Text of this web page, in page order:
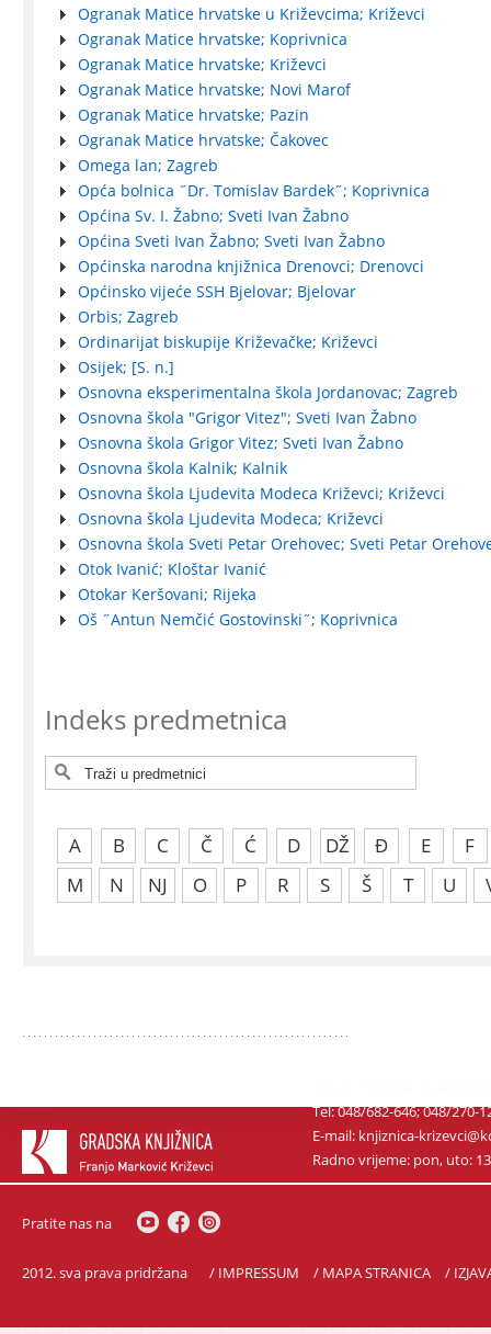
Ogranak Matice hrvatske u Križevcima; Križevci
Ogranak Matice hrvatske; Koprivnica
Ogranak Matice hrvatske; Križevci
Ogranak Matice hrvatske; Novi Marof
Ogranak Matice hrvatske; Pazin
Ogranak Matice hrvatske; Čakovec
Omega lan; Zagreb
Opća bolnica ˝Dr. Tomislav Bardek˝; Koprivnica
Općina Sv. I. Žabno; Sveti Ivan Žabno
Općina Sveti Ivan Žabno; Sveti Ivan Žabno
Općinska narodna knjižnica Drenovci; Drenovci
Općinsko vijeće SSH Bjelovar; Bjelovar
Orbis; Zagreb
Ordinarijat biskupije Križevačke; Križevci
Osijek; [S. n.]
Osnovna eksperimentalna škola Jordanovac; Zagreb
Osnovna škola "Grigor Vitez"; Sveti Ivan Žabno
Osnovna škola Grigor Vitez; Sveti Ivan Žabno
Osnovna škola Kalnik; Kalnik
Osnovna škola Ljudevita Modeca Križevci; Križevci
Osnovna škola Ljudevita Modeca; Križevci
Osnovna škola Sveti Petar Orehovec; Sveti Petar
Otok Ivanić; Kloštar Ivanić
Otokar Keršovani; Rijeka
Oš ˝Antun Nemčić Gostovinski˝; Koprivnica
Indeks predmetnica
A B C Č Ć D DŽ Đ E
F
M
N NJ O P R S Š T U
Tel: 048/682-646; 048/270-
E-mail: knjiznica-
Radno vrijeme: pon, uto:
Pratite nas na
2012. sva prava pridržana / IMPRESSUM / MAPA STRANICA /